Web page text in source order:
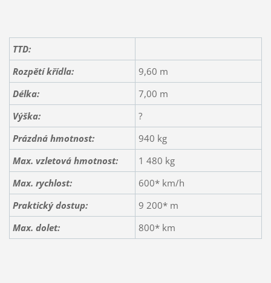
TTD:
Rozpětí křídla:
9,60 m
Délka:
7,00 m
Výška:
?
Prázdná hmotnost:
940 kg
Max. vzletová hmotnost:
1 480 kg
Max. rychlost:
600* km/h
Praktický dostup:
9 200* m
Max. dolet:
800* km